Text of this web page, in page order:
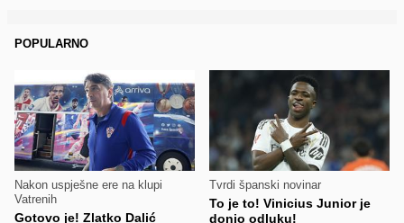
POPULARNO
Nakon uspješne ere na klupi
Vatrenih
Gotovo je! Zlatko Dalić
Tvrdi španski novinar
To je to! Vinicius Junior je
donio odluku!